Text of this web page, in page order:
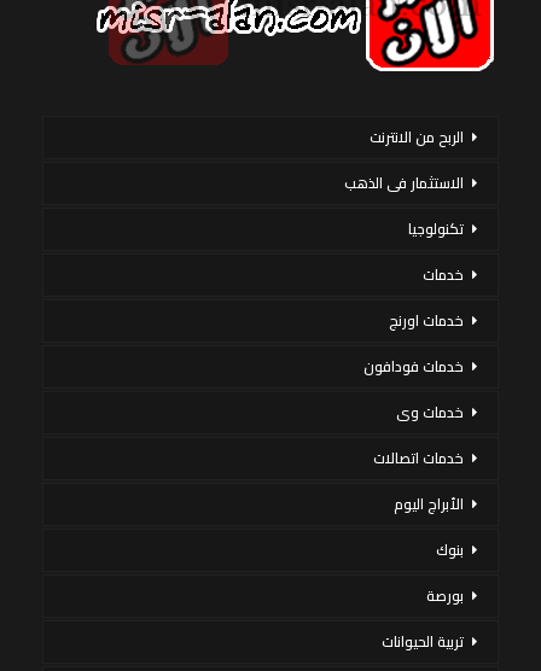
الربح من الانترنت
الاستثمار فى الذهب
تكنولوجيا
خدمات
خدمات اورنج
خدمات فودافون
خدمات وى
خدمات اتصالات
الأبراج اليوم
بنوك
بورصة
تربية الحيوانات